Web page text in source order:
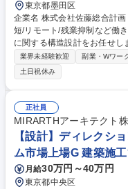
東京都墨田区
企業名 株式会社佐藤総合計画 求人名 【東京/構造設計】年間休日120日/時
短/リモート/残業抑制など働き方改革◎ 仕事の内容 ■当
に関する構造設計をお任せ
建物など幅広く参画します。
件≫商業施設や公共施設・マ
後は海外物件にも注力して
します。 ≪社風≫のびのびと
見を聞き、取り入れ合うこと
ています 募集職種 【東京/構造設計】年間休日120日/時短/リモート/残業
抑制など働き方改革◎
業界未経験歓迎 副業・Wワー
土日祝休み
正社員
MIRARTHアーキテクト
【設計】ディレクシ
ム市場上場G 建築施
月給30万円～40万円
東京都中央区